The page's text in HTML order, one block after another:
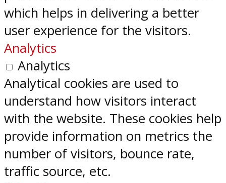
which helps in delivering a better
user experience for the visitors.
Analytics
Analytics
Analytical cookies are used to
understand how visitors interact
with the website. These cookies help
provide information on metrics the
number of visitors, bounce rate,
traffic source, etc.